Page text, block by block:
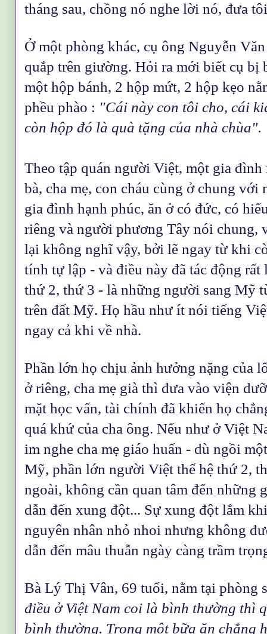
tháng sau, chồng nó nghe lời nó, đưa
Ở một phòng khác, cụ ông Nguyễn
quắp trên giường. Hỏi ra mới biết cụ bị
một hộp bánh, 2 hộp mứt, 2 hộp kẹo
phều phào : "Cái này con tôi cho, cái
còn hộp đó là quà tặng của nhà chùa".
Theo tập quán người Việt, một gia đình
bà, cha mẹ, con cháu cùng ở chung
gia đình hạnh phúc, ăn ở có đức, có
riêng và người phương Tây nói chung,
lại không nghĩ vậy, bởi lẽ ngay từ khi
tính tự lập - và điều này đã tác động
thứ 2, thứ 3 - là những người sang Mỹ
trên đất Mỹ. Họ hầu như ít nói tiếng
ngay cả khi về nhà.
Phần lớn họ chịu ảnh hưởng nặng của
ở riêng, cha mẹ già thì đưa vào viện
mặt học vấn, tài chính đã khiến họ
quá khứ của cha ông. Nếu như ở Việt
im nghe cha mẹ giáo huấn - dù ngồi
Mỹ, phần lớn người Việt thế hệ thứ 2,
ngoài, không cần quan tâm đến những
dẫn đến xung đột... Sự xung đột lắm
nguyên nhân nhỏ nhoi nhưng không
dẫn đến mâu thuẫn ngày càng trầm
Bà Lý Thị Vân, 69 tuổi, nằm tại phòng
điều ở Việt Nam coi là bình thường thì
bình thường. Trong một bữa ăn chẳng